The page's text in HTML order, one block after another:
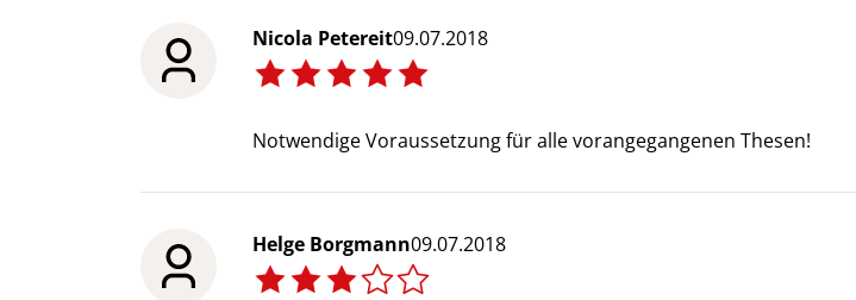
Nicola Petereit09.07.2018
Notwendige Voraussetzung für alle vorangegangenen Thesen!
Helge Borgmann09.07.2018